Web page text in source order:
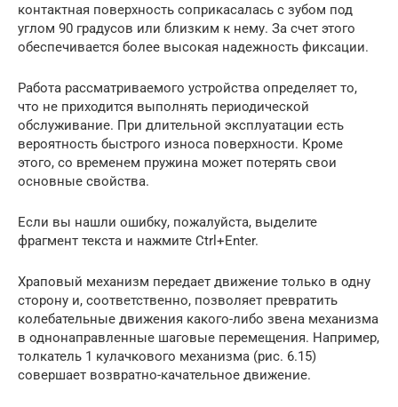
контактная поверхность соприкасалась с зубом под
углом 90 градусов или близким к нему. За счет этого
обеспечивается более высокая надежность фиксации.
Работа рассматриваемого устройства определяет то,
что не приходится выполнять периодической
обслуживание. При длительной эксплуатации есть
вероятность быстрого износа поверхности. Кроме
этого, со временем пружина может потерять свои
основные свойства.
Если вы нашли ошибку, пожалуйста, выделите
фрагмент текста и нажмите Ctrl+Enter.
Храповый механизм передает движение только в одну
сторону и, соответственно, позволяет превратить
колебательные движения какого-либо звена механизма
в однонаправленные шаговые перемещения. Например,
толкатель 1 кулачкового механизма (рис. 6.15)
совершает возвратно-качательное движение.